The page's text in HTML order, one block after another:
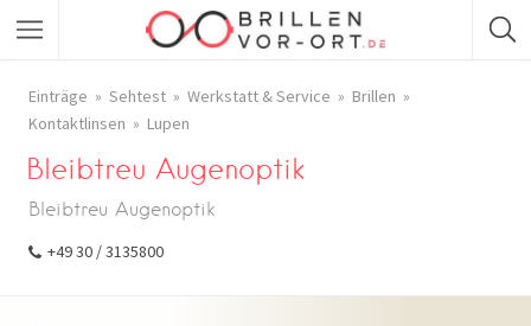
Einträge Sehtest Werkstatt & Service
Brillen
Kontaktlinsen
Lupen
Bleibtreu Augenoptik
Bleibtreu Augenoptik
+49 30 / 3135800